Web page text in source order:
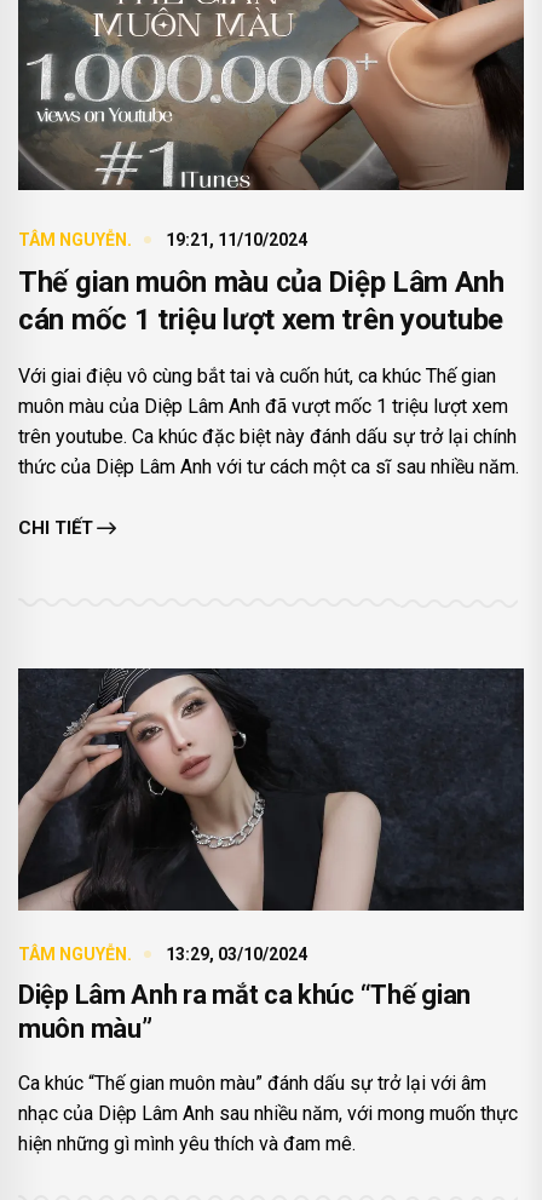
TÂM NGUYỄN. 19:21, 11/10/2024
Thế gian muôn màu của Diệp Lâm Anh
cán mốc 1 triệu lượt xem trên youtube
Với giai điệu vô cùng bắt tai và cuốn hút, ca khúc Thế gian
muôn màu của Diệp Lâm Anh đã vượt mốc 1 triệu lượt xem
trên youtube. Ca khúc đặc biệt này đánh dấu sự trở lại chính
thức của Diệp Lâm Anh với tư cách một ca sĩ sau nhiều năm.
CHI TIẾT
TÂM NGUYỄN. 13:29, 03/10/2024
Diệp Lâm Anh ra mắt ca khúc “Thế gian
muôn màu”
Ca khúc “Thế gian muôn màu” đánh dấu sự trở lại với âm
nhạc của Diệp Lâm Anh sau nhiều năm, với mong muốn thực
hiện những gì mình yêu thích và đam mê.